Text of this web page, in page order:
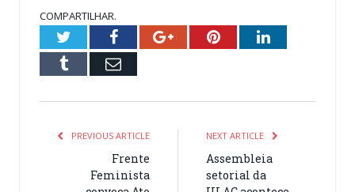
COMPARTILHAR.
TwitterFacebookGoogle+PinterestLinkedIn
Tumblr Email
PREVIOUS ARTICLE
Frente
Feminista
NEXT ARTICLE
Assembleia
setorial da